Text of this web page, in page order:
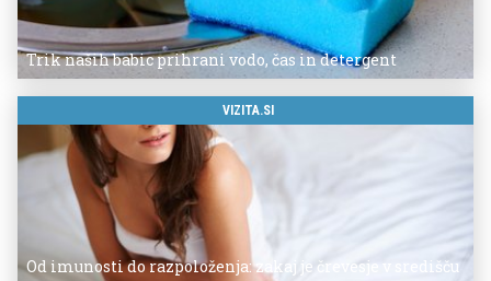
Trik naših babic prihrani vodo, čas in detergent
VIZITA.SI
Od imunosti do razpoloženja: zakaj je črevesje v središču